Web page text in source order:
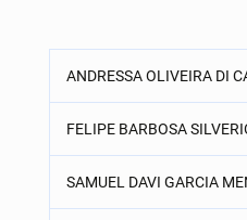
ANDRESSA OLIVEIRA DI
FELIPE BARBOSA
SAMUEL DAVI GARCIA